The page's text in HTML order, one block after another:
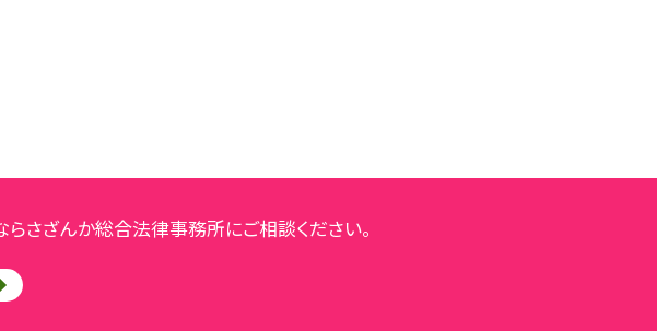
さざんか総合法律事務所にご相談ください。